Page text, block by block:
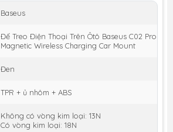
Baseus
Đế Treo Điện Thoại Trên Ôtô Baseus C02 Pro
Magnetic Wireless Charging Car Mount
Đen
TPR + ủ nhôm + ABS
Không có vòng kim loại: 13N
Có vòng kim loại: 18N